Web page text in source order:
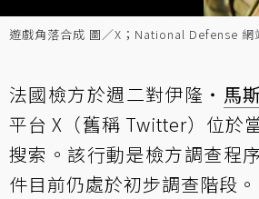
遊戲角落合成 圖／X；National Defense 網
法國檢方於週二對伊隆・ 馬
平台 X（舊稱 Twitter）位於
搜索。該行動是檢方調查程
件目前仍處於初步調查階段。